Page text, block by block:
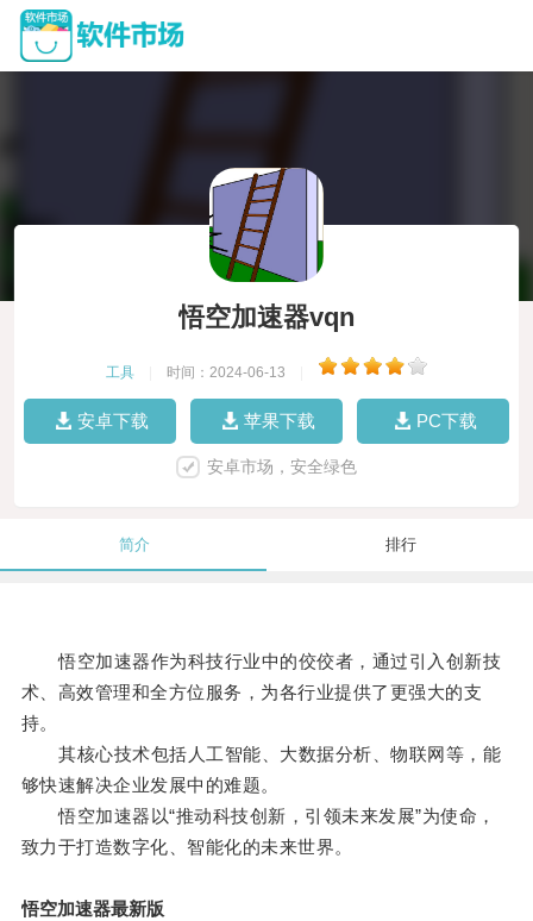
悟空加速器vqn
工具 时间：2024-06-13
安卓下载 苹果下载 PC下载
安卓市场，安全绿色
简介 排行
悟空加速器作为科技行业中的佼佼者，通过引入创新技
术、高效管理和全方位服务，为各行业提供了更强大的支
持。
其核心技术包括人工智能、大数据分析、物联网等，能
够快速解决企业发展中的难题。
悟空加速器以“推动科技创新，引领未来发展”为使命，
致力于打造数字化、智能化的未来世界。
悟空加速器最新版